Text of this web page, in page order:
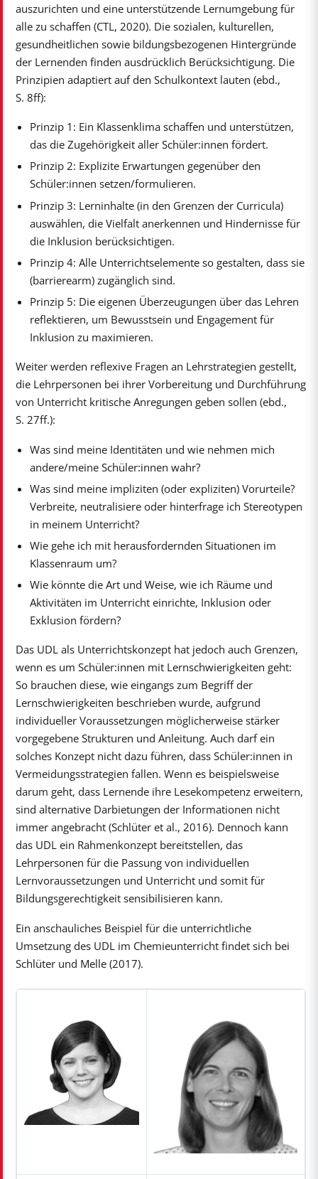
auszurichten und eine unterstützende Lernumgebung für
alle zu schaffen (CTL, 2020). Die sozialen, kulturellen,
gesundheitlichen sowie bildungsbezogenen Hintergründe
der Lernenden finden ausdrücklich Berücksichtigung. Die
Prinzipien adaptiert auf den Schulkontext lauten (ebd.,
S. 8ff):
Prinzip 1: Ein Klassenklima schaffen und unterstützen,
das die Zugehörigkeit aller Schüler:innen fördert.
Prinzip 2: Explizite Erwartungen gegenüber den
Schüler:innen setzen/formulieren.
Prinzip 3: Lerninhalte (in den Grenzen der Curricula)
auswählen, die Vielfalt anerkennen und Hindernisse für
die Inklusion berücksichtigen.
Prinzip 4: Alle Unterrichtselemente so gestalten, dass sie
(barrierearm) zugänglich sind.
Prinzip 5: Die eigenen Überzeugungen über das Lehren
reflektieren, um Bewusstsein und Engagement für
Inklusion zu maximieren.
Weiter werden reflexive Fragen an Lehrstrategien gestellt,
die Lehrpersonen bei ihrer Vorbereitung und Durchführung
von Unterricht kritische Anregungen geben sollen (ebd.,
S. 27ff.):
Was sind meine Identitäten und wie nehmen mich
andere/meine Schüler:innen wahr?
Was sind meine impliziten (oder expliziten) Vorurteile?
Verbreite, neutralisiere oder hinterfrage ich Stereotypen
in meinem Unterricht?
Wie gehe ich mit herausfordernden Situationen im
Klassenraum um?
Wie könnte die Art und Weise, wie ich Räume und
Aktivitäten im Unterricht einrichte, Inklusion oder
Exklusion fördern?
Das UDL als Unterrichtskonzept hat jedoch auch Grenzen,
wenn es um Schüler:innen mit Lernschwierigkeiten geht:
So brauchen diese, wie eingangs zum Begriff der
Lernschwierigkeiten beschrieben wurde, aufgrund
individueller Voraussetzungen möglicherweise stärker
vorgegebene Strukturen und Anleitung. Auch darf ein
solches Konzept nicht dazu führen, dass Schüler:innen in
Vermeidungsstrategien fallen. Wenn es beispielsweise
darum geht, dass Lernende ihre Lesekompetenz erweitern,
sind alternative Darbietungen der Informationen nicht
immer angebracht (Schlüter et al., 2016). Dennoch kann
das UDL ein Rahmenkonzept bereitstellen, das
Lehrpersonen für die Passung von individuellen
Lernvoraussetzungen und Unterricht und somit für
Bildungsgerechtigkeit sensibilisieren kann.
Ein anschauliches Beispiel für die unterrichtliche
Umsetzung des UDL im Chemieunterricht findet sich bei
Schlüter und Melle (2017).